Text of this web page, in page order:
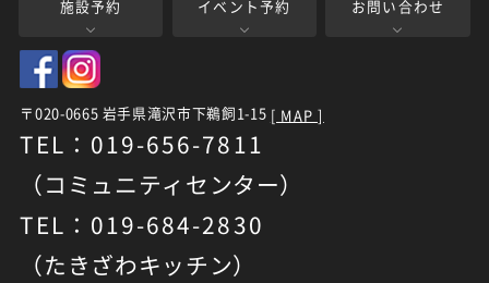
施設予約 イベント予約 お問い合わせ
〒020-0665 岩手県滝沢市下鵜飼1-15 [ MAP ]
TEL：019-656-7811
（コミュニティセンター）
TEL：019-684-2830
（たきざわキッチン）